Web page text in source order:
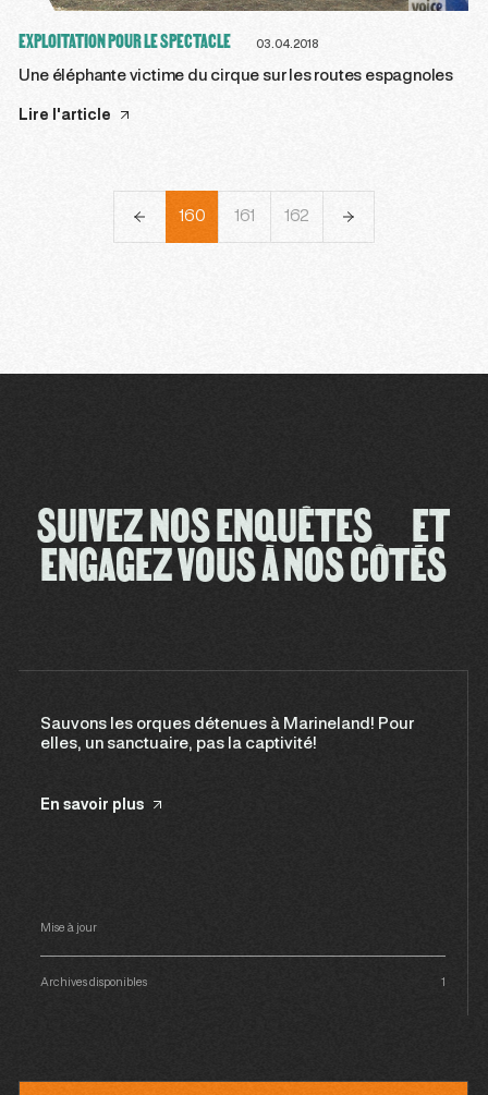
EXPLOITATION POUR LE SPECTACLE 03.04.2018
Une éléphante victime du cirque sur les routes espagnoles
Lire l'article
159 160 161 162 163
SUIVEZ NOS ENQUÊTES ET
ENGAGEZ VOUS À NOS CÔTÉS
Sauvons les orques détenues à Marineland! Pour
elles, un sanctuaire, pas la captivité!
En savoir plus
Mise à jour
Archives disponibles 1